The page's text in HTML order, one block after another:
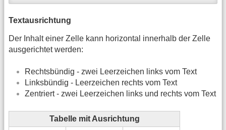
Textausrichtung
Der Inhalt einer Zelle kann horizontal innerhalb der Zelle
ausgerichtet werden:
Rechtsbündig - zwei Leerzeichen links vom Text
Linksbündig - Leerzeichen rechts vom Text
Zentriert - zwei Leerzeichen links und rechts vom Text
Tabelle mit Ausrichtung